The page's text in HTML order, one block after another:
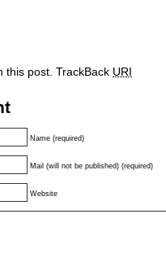
this post. TrackBack URI
Name (required)
Mail (will not be published) (required)
Website